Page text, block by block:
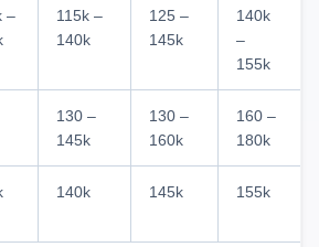
–
115k –
140k
125 –
145k
140k
–
155k
130 –
145k
130 –
160k
160 –
180k
140k 145k 155k